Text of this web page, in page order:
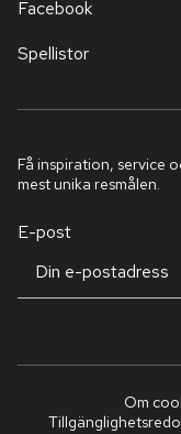
Facebook
Spellistor
Få inspiration, service
mest unika resmålen.
E-post
Om